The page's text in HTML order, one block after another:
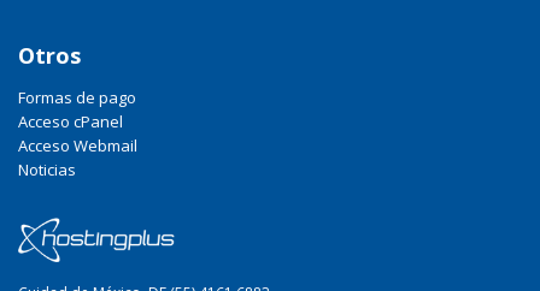
Otros
Formas de pago
Acceso cPanel
Acceso Webmail
Noticias